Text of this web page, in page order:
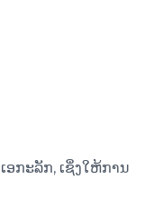
ກະລັກ, ເຊິ່ງໃຫ້ການ